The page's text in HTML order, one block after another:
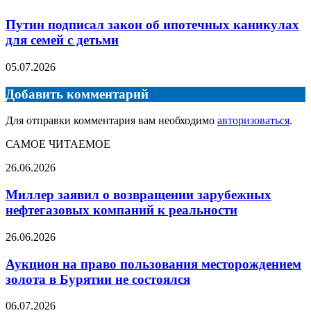
Путин подписал закон об ипотечных каникулах
для семей с детьми
05.07.2026
Добавить комментарий
Для отправки комментария вам необходимо авторизоваться.
САМОЕ ЧИТАЕМОЕ
Миллер
о
возвращении
зарубежных
компаний
реальности
26.06.2026
Миллер заявил о возвращении зарубежных
нефтегазовых компаний к реальности
Аукцион
право
пользования
месторождением
в
26.06.2026
Аукцион на право пользования месторождением
золота в Бурятии не состоялся
Кредитные
06.07.2026